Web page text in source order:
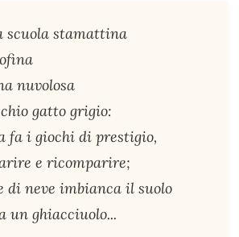
scuola stamattina
nuvolosa
gatto grigio:
fa i giochi di prestigio,
e ricomparire;
di neve imbianca il suolo
un ghiacciuolo...